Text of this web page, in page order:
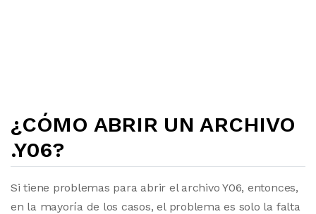
¿CÓMO ABRIR UN ARCHIVO
.Y06?
Si tiene problemas para abrir el archivo Y06, entonces,
en la mayoría de los casos, el problema es solo la falta